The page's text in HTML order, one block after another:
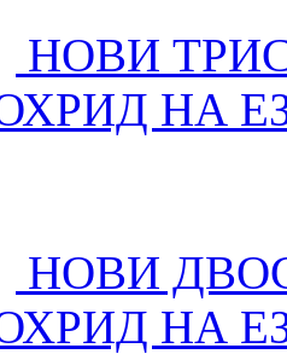
НОВИ
НА
НОВИ
НА